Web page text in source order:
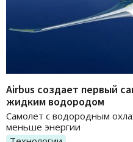
Airbus создает первый
жидким водородом
Самолет с водородным
меньше энергии